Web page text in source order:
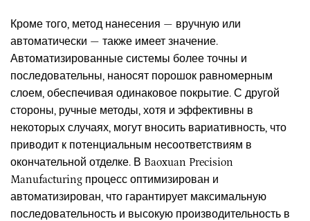
Кроме того, метод нанесения — вручную или
автоматически — также имеет значение.
Автоматизированные системы более точны и
последовательны, наносят порошок равномерным
слоем, обеспечивая одинаковое покрытие. С другой
стороны, ручные методы, хотя и эффективны в
некоторых случаях, могут вносить вариативность, что
приводит к потенциальным несоответствиям в
окончательной отделке. В Baoxuan Precision
Manufacturing процесс оптимизирован и
автоматизирован, что гарантирует максимальную
последовательность и высокую производительность в